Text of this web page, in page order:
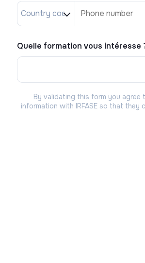
Quelle formation vous intéresse
By validating this form you agree
information with IRFASE so that they